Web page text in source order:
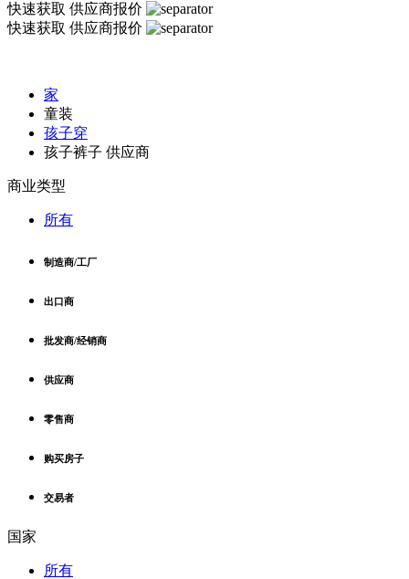
快速获取 供应商报价
快速获取 供应商报价
家
童装
孩子穿
孩子裤子 供应商
商业类型
所有
制造商/工厂
出口商
批发商/经销商
供应商
零售商
购买房子
交易者
国家
所有